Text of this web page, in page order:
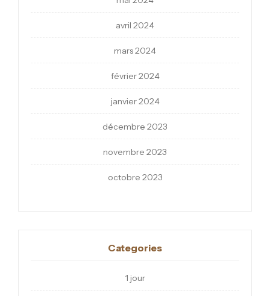
avril 2024
mars 2024
février 2024
janvier 2024
décembre 2023
novembre 2023
octobre 2023
Categories
1 jour